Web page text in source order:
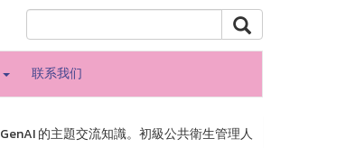
联系我们
的主題交流知識。初級公共衛生管理人